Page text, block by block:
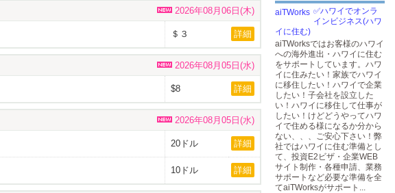
2026年08月06日(木)
＄３ 詳細
2026年08月05日(水)
$8 詳細
2026年08月05日(水)
20ドル 詳細
10ドル 詳細
✅ハワイでオンラ
インビジネス(ハワ
イに住む)
aiTWorksではお客様のハワイ
への海外進出・ハワイに住む
をサポートしています。ハワ
イに住みたい！家族でハワイ
に移住したい！ハワイで企業
したい！子会社を設立した
い！ハワイに移住して仕事が
したい！けどどうやってハワ
イで住める様になるか分から
ない、、、ご安心下さい！弊
社ではハワイに住む準備とし
て、投資E2ビザ・企業WEB
サイト制作・各種申請、業務
サポートなど必要な準備を全
てaiTWorksがサポート...